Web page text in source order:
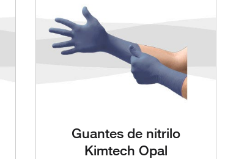
Guantes de nitrilo
Kimtech Opal